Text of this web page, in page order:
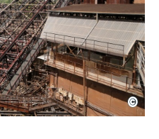
Völklinger Hütte mit
Völklinger Hütte | Karl
©